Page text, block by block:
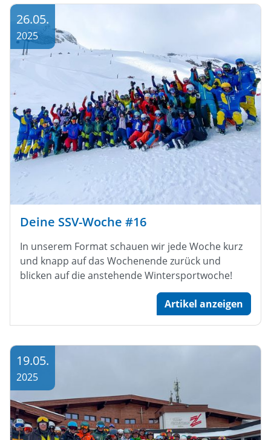
Deine SSV-Woche #16
In unserem Format schauen wir jede Woche kurz
und knapp auf das Wochenende zurück und
blicken auf die anstehende Wintersportwoche!
Artikel anzeigen
26.05.
2025
19.05.
2025